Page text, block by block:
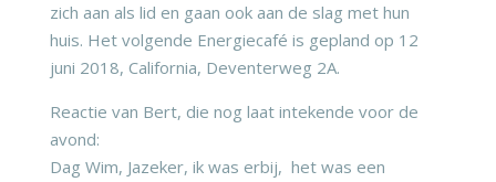
zich aan als lid en gaan ook aan de slag met hun
huis. Het volgende Energiecafé is gepland op 12
juni 2018, California, Deventerweg 2A.
Reactie van Bert, die nog laat intekende voor de
avond:
Dag Wim, Jazeker, ik was erbij, het was een